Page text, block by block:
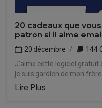
20 cadeaux que
patron si il aime
20 décembre
144
J'aime cette logiciel gratuit
je suis gardien de mon
Lire Plus